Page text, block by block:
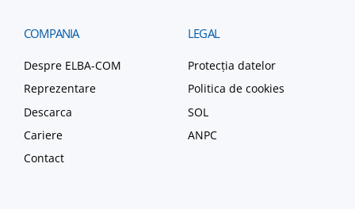
COMPANIA
Despre ELBA-COM
Reprezentare
Descarca
Cariere
Contact
LEGAL
Protecția datelor
Politica de cookies
SOL
ANPC